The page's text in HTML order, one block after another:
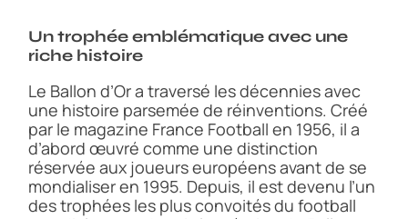
Un trophée emblématique avec une
riche histoire
Le Ballon d’Or a traversé les décennies avec
une histoire parsemée de réinventions. Créé
par le magazine France Football en 1956, il a
d’abord œuvré comme une distinction
réservée aux joueurs européens avant de se
mondialiser en 1995. Depuis, il est devenu l’un
des trophées les plus convoités du football